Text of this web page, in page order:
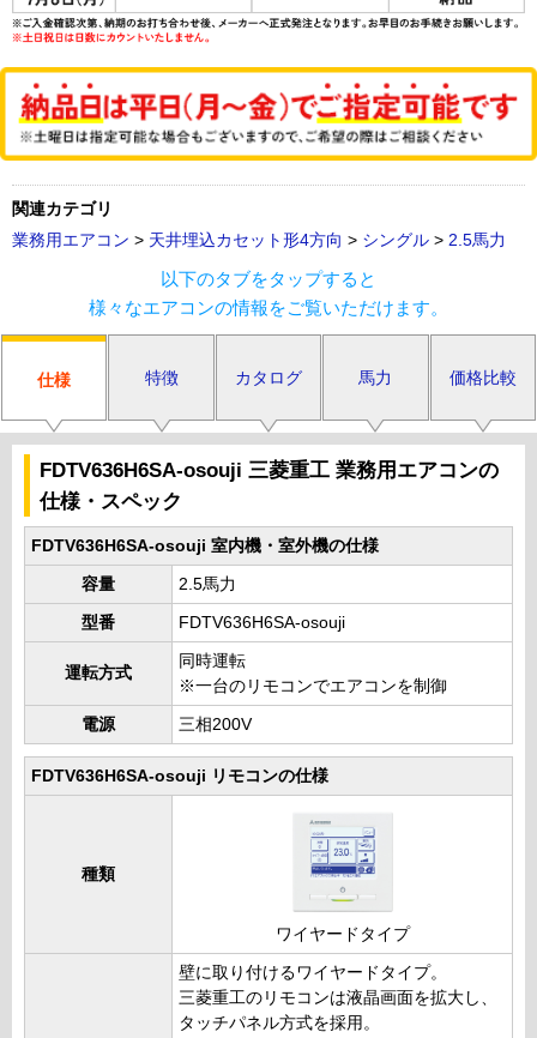
関連カテゴリ
業務用エアコン > 天井埋込カセット形4方向 > シングル > 2.5馬力
以下のタブをタップすると
様々なエアコンの情報をご覧いただけます。
仕様 特徴 カタログ 馬力 価格比較
FDTV636H6SA-osouji 三菱重工 業務用エアコンの
仕様・スペック
FDTV636H6SA-osouji 室内機・室外機の仕様
容量 2.5馬力
型番 FDTV636H6SA-osouji
運転方式
同時運転
※一台のリモコンでエアコンを制御
電源 三相200V
FDTV636H6SA-osouji リモコンの仕様
種類
ワイヤードタイプ
壁に取り付けるワイヤードタイプ。
三菱重工のリモコンは液晶画面を拡大し、
タッチパネル方式を採用。